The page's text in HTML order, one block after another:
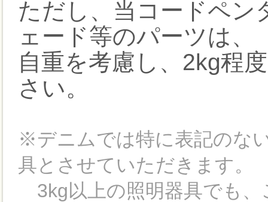
ただし、当コードペン
ェード等のパーツは、
自重を考慮し、2kg程
さい。
※デニムでは特に表記のな
具とさせていただきます。
3kg以上の照明器具でも、